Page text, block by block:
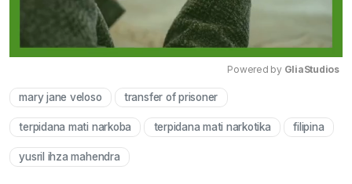
Powered by GliaStudios
mary jane veloso transfer of prisoner
terpidana mati narkoba terpidana mati narkotika filipina
yusril ihza mahendra